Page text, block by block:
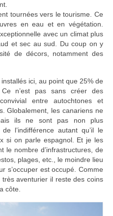
tournées vers le tourisme. Ce
en eau et en végétation.
avec un climat plus
et sec au sud. Du coup on y
de décors, notamment des
ici, au point que 25% de
n’est pas sans créer des
entre autochtones et
Globalement, les canariens ne
ils ne sont pas non plus
l’indifférence autant qu’il le
si on parle espagnol. Et je les
le nombre d’infrastructures, de
plages, etc., le moindre lieu
s’occuper est occupé. Comme
très aventurier il reste des coins
côte.